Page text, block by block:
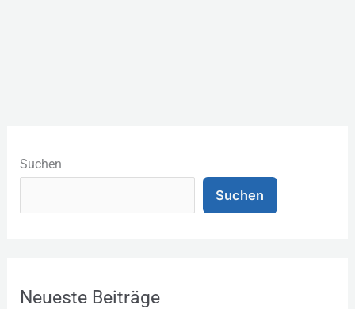
Suchen
Suchen
Neueste Beiträge
a
e
r